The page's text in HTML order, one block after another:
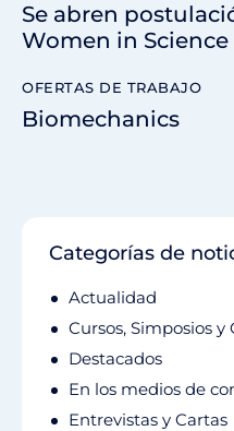
Se abren
Women in Science
OFERTAS DE TRABAJO
Biomechanics
Categorías de
Actualidad
Cursos, Simposios y
Destacados
En los medios de
Entrevistas y Cartas